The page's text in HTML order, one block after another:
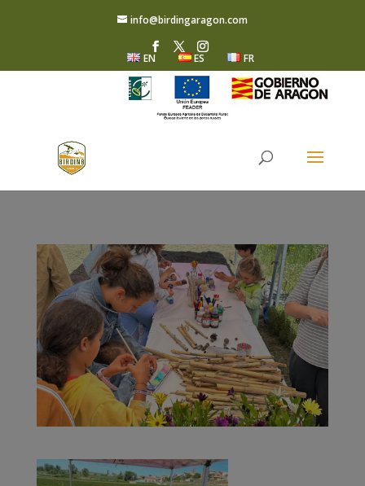
info@birdingaragon.com
EN ES FR